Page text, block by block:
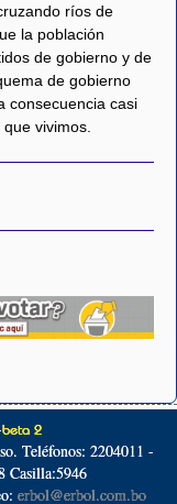
ríos de
la población
de gobierno y de
de gobierno
consecuencia casi
vivimos.
beta 2
Teléfonos: 2204011 -
Casilla:5946
erbol@erbol.com.bo